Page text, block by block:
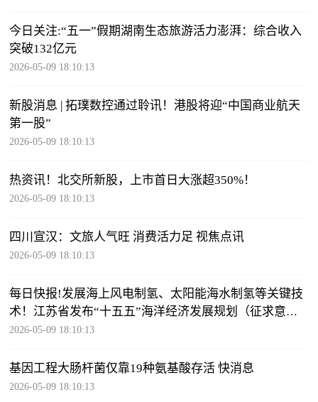
今日关注:“五一”假期湖南生态旅游活力澎湃：综合收入
突破132亿元
2026-05-09 18:10:13
新股消息 | 拓璞数控通过聆讯！港股将迎“中国商业航天
第一股”
2026-05-09 18:10:13
热资讯！北交所新股，上市首日大涨超350%！
2026-05-09 18:10:13
四川宣汉：文旅人气旺 消费活力足 视焦点讯
2026-05-09 18:10:13
每日快报!发展海上风电制氢、太阳能海水制氢等关键技
术！江苏省发布“十五五”海洋经济发展规划（征求意见
稿）
2026-05-09 18:10:13
基因工程大肠杆菌仅靠19种氨基酸存活 快消息
2026-05-09 18:10:13